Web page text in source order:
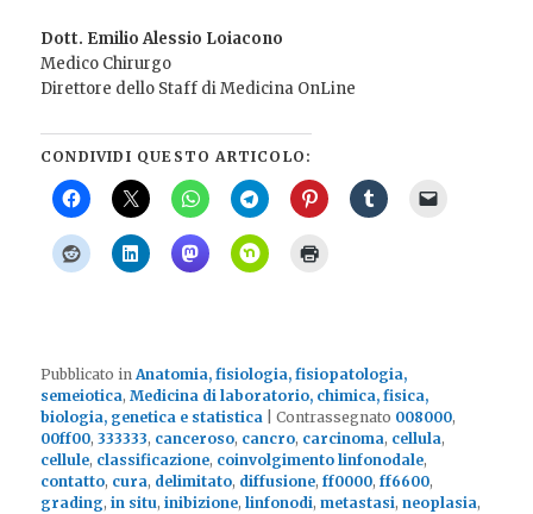
Dott. Emilio Alessio Loiacono
Medico Chirurgo
Direttore dello Staff di Medicina OnLine
CONDIVIDI QUESTO ARTICOLO:
Pubblicato in Anatomia, fisiologia, fisiopatologia,
semeiotica,Medicina di laboratorio, chimica, fisica,
biologia, genetica e statistica
|Contrassegnato 008000,
00ff00,333333, canceroso, cancro, carcinoma, cellula,
cellule, classificazione, coinvolgimento linfonodale,
contatto, cura, delimitato, diffusione,ff0000,ff6600,
grading,in situ,inibizione,linfonodi,metastasi,neoplasia,